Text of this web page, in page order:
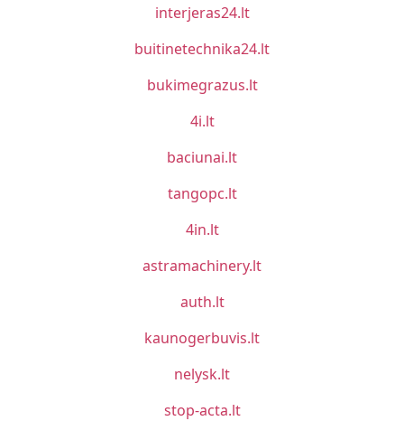
interjeras24.lt
buitinetechnika24.lt
bukimegrazus.lt
4i.lt
baciunai.lt
tangopc.lt
4in.lt
astramachinery.lt
auth.lt
kaunogerbuvis.lt
nelysk.lt
stop-acta.lt